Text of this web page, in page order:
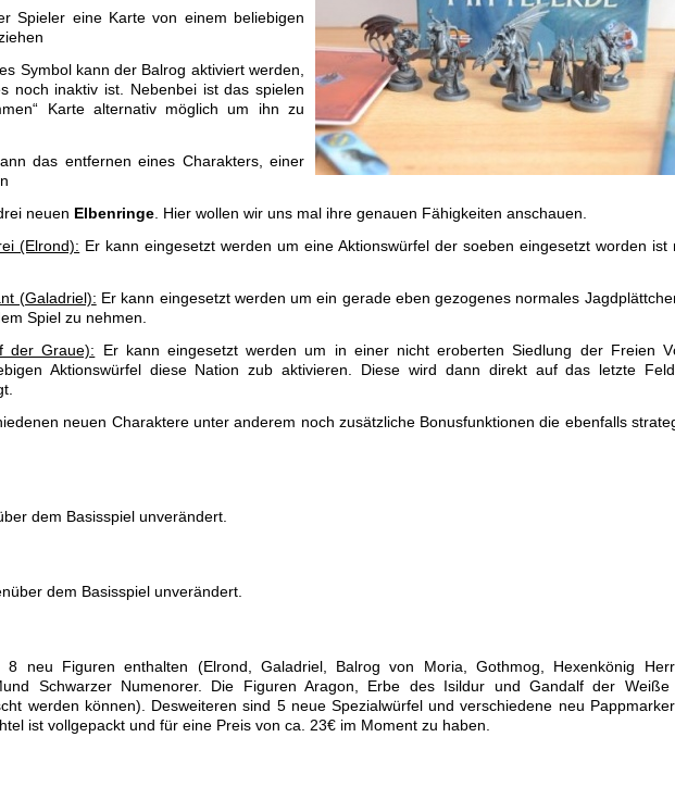
Spieler eine Karte von einem beliebigen
Symbol kann der Balrog aktiviert werden,
noch inaktiv ist. Nebenbei ist das spielen
Karte alternativ möglich um ihn zu
das entfernen eines Charakters, einer
neuen Elbenringe . Hier wollen wir uns mal ihre genauen Fähigkeiten anschauen.
(Elrond): Er kann eingesetzt werden um eine Aktionswürfel der soeben eingesetzt worden ist
(Galadriel): Er kann eingesetzt werden um ein gerade eben gezogenes normales
Spiel zu nehmen.
der Graue): Er kann eingesetzt werden um in einer nicht eroberten Siedlung der Freien
Aktionswürfel diese Nation zub aktivieren. Diese wird dann direkt auf das letzte
neuen Charaktere unter anderem noch zusätzliche Bonusfunktionen die ebenfalls
dem Basisspiel unverändert.
dem Basisspiel unverändert.
8 neu Figuren enthalten (Elrond, Galadriel, Balrog von Moria, Gothmog, Hexenkönig
Schwarzer Numenorer. Die Figuren Aragon, Erbe des Isildur und Gandalf der Weiße
werden können). Desweiteren sind 5 neue Spezialwürfel und verschiedene neu
ist vollgepackt und für eine Preis von ca. 23€ im Moment zu haben.